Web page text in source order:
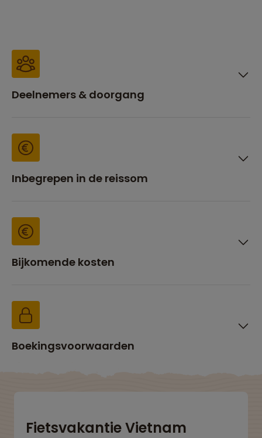
Deelnemers & doorgang
Inbegrepen in de reissom
Bijkomende kosten
Boekingsvoorwaarden
Fietsvakantie Vietnam